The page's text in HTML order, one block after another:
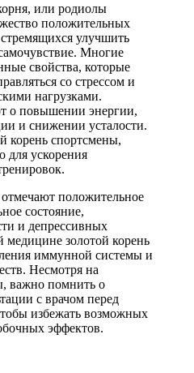
или родиолы
положительных
улучшить
Многие
свойства, которые
со стрессом и
нагрузками.
о повышении энергии,
и снижении усталости.
корень спортсмены,
для ускорения
положительное
состояние,
и депрессивных
золотой корень
иммунной системы и
Несмотря на
важно помнить о
с врачом перед
избежать возможных
эффектов.